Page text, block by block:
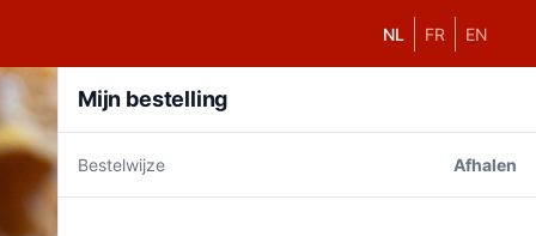
NL FR EN
Mijn bestelling
Bestelwijze Afhalen